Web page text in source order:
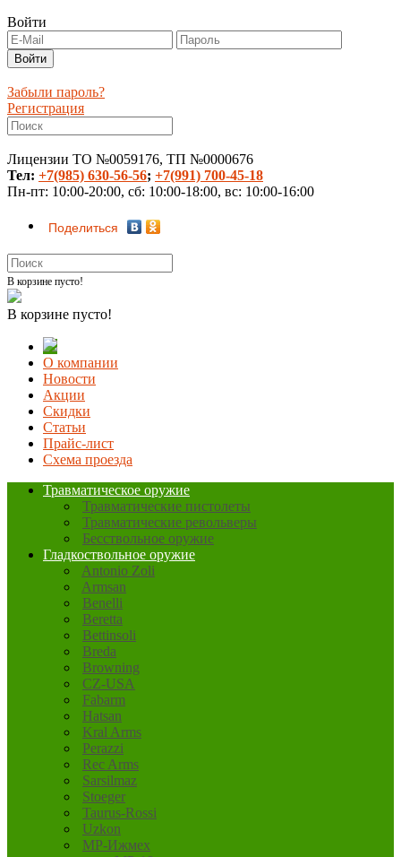
Войти
Забыли пароль?
Регистрация
Лицензии ТО №0059176, ТП №0000676
Тел: +7(985) 630-56-56; +7(991) 700-45-18
Пн-пт: 10:00-20:00, сб: 10:00-18:00, вс: 10:00-16:00
Поделиться
В корзине пусто!
В корзине пусто!
О компании
Новости
Акции
Скидки
Статьи
Прайс-лист
Схема проезда
Травматическое оружие
Травматические пистолеты
Травматические револьверы
Бесствольное оружие
Гладкоствольное оружие
Antonio Zoli
Armsan
Benelli
Beretta
Bettinsoli
Breda
Browning
CZ-USA
Fabarm
Hatsan
Kral Arms
Perazzi
Rec Arms
Sarsilmaz
Stoeger
Taurus-Rossi
Uzkon
MP-Ижмех